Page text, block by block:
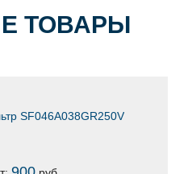
ТОВАРЫ
SF046A038GR250V